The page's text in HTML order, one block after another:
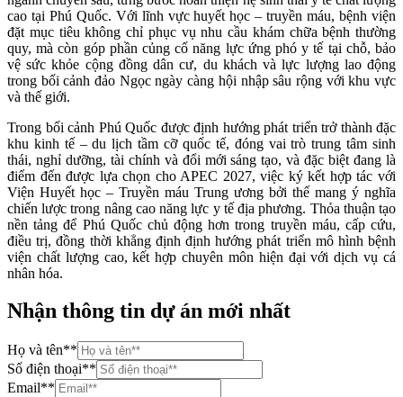
cao tại Phú Quốc. Với lĩnh vực huyết học – truyền máu, bệnh viện
đặt mục tiêu không chỉ phục vụ nhu cầu khám chữa bệnh thường
quy, mà còn góp phần củng cố năng lực ứng phó y tế tại chỗ, bảo
vệ sức khỏe cộng đồng dân cư, du khách và lực lượng lao động
trong bối cảnh đảo Ngọc ngày càng hội nhập sâu rộng với khu vực
và thế giới.
Trong bối cảnh Phú Quốc được định hướng phát triển trở thành đặc
khu kinh tế – du lịch tầm cỡ quốc tế, đóng vai trò trung tâm sinh
thái, nghỉ dưỡng, tài chính và đổi mới sáng tạo, và đặc biệt đang là
điểm đến được lựa chọn cho APEC 2027, việc ký kết hợp tác với
Viện Huyết học – Truyền máu Trung ương bởi thế mang ý nghĩa
chiến lược trong nâng cao năng lực y tế địa phương. Thỏa thuận tạo
nền tảng để Phú Quốc chủ động hơn trong truyền máu, cấp cứu,
điều trị, đồng thời khẳng định định hướng phát triển mô hình bệnh
viện chất lượng cao, kết hợp chuyên môn hiện đại với dịch vụ cá
nhân hóa.
Nhận thông tin dự án mới nhất
Họ và tên**
Số điện thoại**
Email**